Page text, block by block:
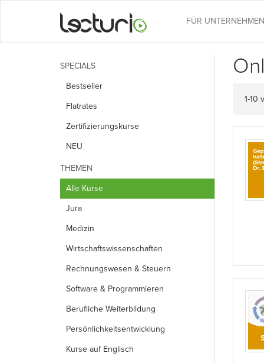
FÜR UNTERNEHMEN
SPECIALS
Bestseller
Flatrates
Zertifizierungskurse
NEU
THEMEN
Alle Kurse
Jura
Medizin
Wirtschafts­wissenschaften
Rechnungs­wesen & Steuern
Software & Programmieren
Berufliche Weiterbildung
Persönlichkeits­entwicklung
Kurse auf Englisch
1-10